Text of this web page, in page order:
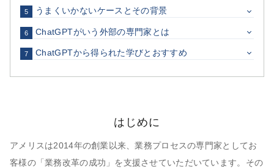
5 うまくいかないケースとその背景
6 ChatGPTがいう外部の専門家とは
7 ChatGPTから得られた学びとおすすめ
はじめに
アメリスは2014年の創業以来、業務プロセスの専門家としてお
客様の「業務改革の成功」を支援させていただいています。その